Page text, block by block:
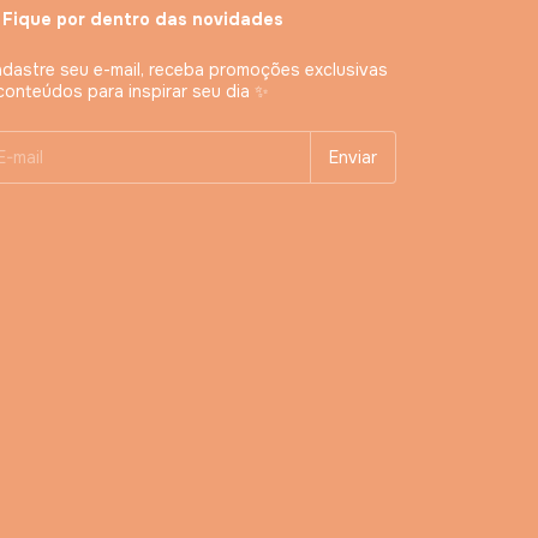
Fique por dentro das novidades
seu e-mail, receba promoções exclusivas
para inspirar seu dia ✨